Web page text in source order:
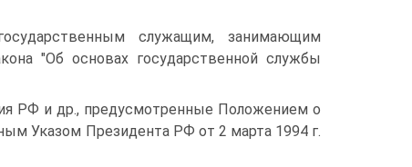
служащим, занимающим
"Об основах государственной службы
РФ и др., предусмотренные Положением о
Указом Президента РФ от 2 марта 1994 г.